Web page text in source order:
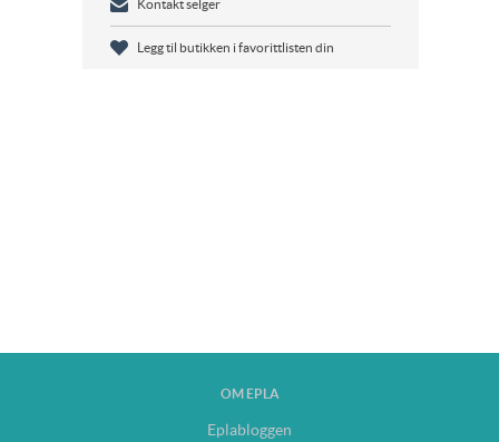
Kontakt selger
Legg til butikken i favorittlisten din
OM EPLA
Eplabloggen